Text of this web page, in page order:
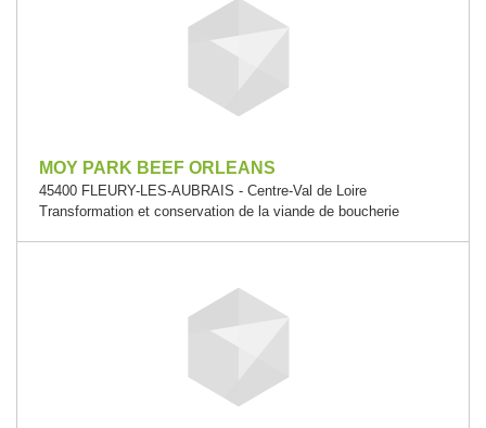
MOY PARK BEEF ORLEANS
45400 FLEURY-LES-AUBRAIS - Centre-Val de Loire
Transformation et conservation de la viande de boucherie